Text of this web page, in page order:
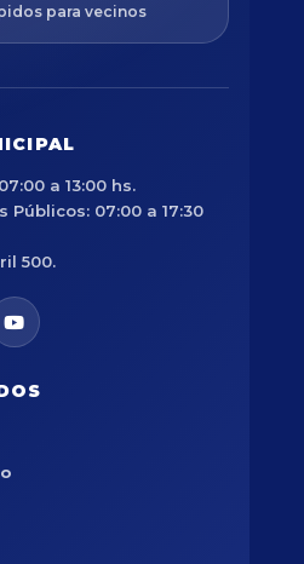
para vecinos
a 13:00 hs.
Públicos: 07:00 a 17:30
500.